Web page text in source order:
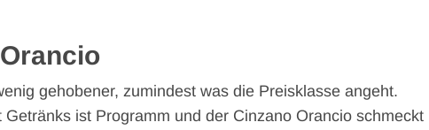
gehobener, zumindest was die Preisklasse angeht.
ist Programm und der Cinzano Orancio schmeckt